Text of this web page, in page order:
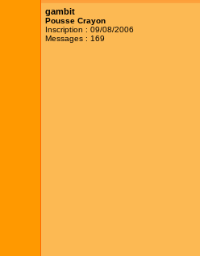
gambit
Pousse Crayon
Inscription : 09/08/2006
Messages : 169